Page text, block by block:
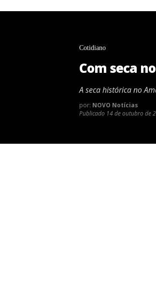
Cotidiano
Com seca
A seca histórica no
por: NOVO Notícias
Publicado 14 de outubro de